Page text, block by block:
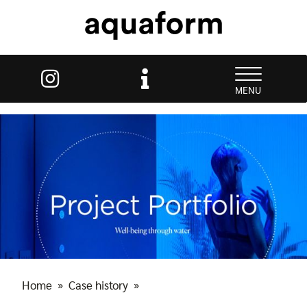
MENU
Home » Case history »